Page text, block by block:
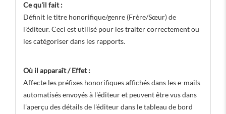
Ce qu'il fait :
Définit le titre honorifique/genre (Frère/Sœur) de
l'éditeur. Ceci est utilisé pour les traiter correctement ou
les catégoriser dans les rapports.
Où il apparaît / Effet :
Affecte les préfixes honorifiques affichés dans les e-mails
automatisés envoyés à l'éditeur et peuvent être vus dans
l'aperçu des détails de l'éditeur dans le tableau de bord